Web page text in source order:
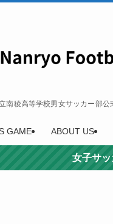
南稜高等学校男女サッカー部公
GAME ABOUT US
サッカー部 インター